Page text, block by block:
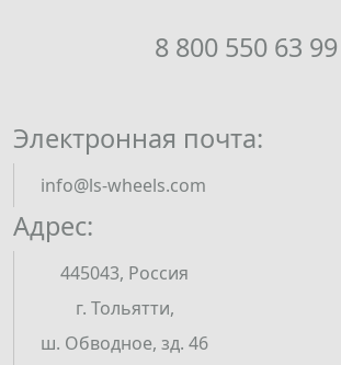
Адрес:
445043, Россия
г. Тольятти,
ш. Обводное, зд. 46
8 800 550 63 99
Электронная почта:
info@ls-wheels.com